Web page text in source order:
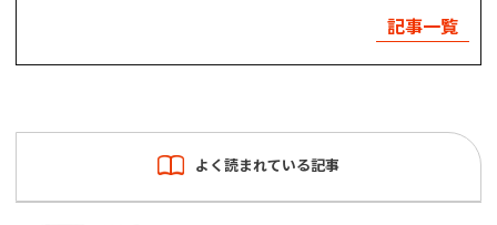
記事一覧
よく読まれている記事